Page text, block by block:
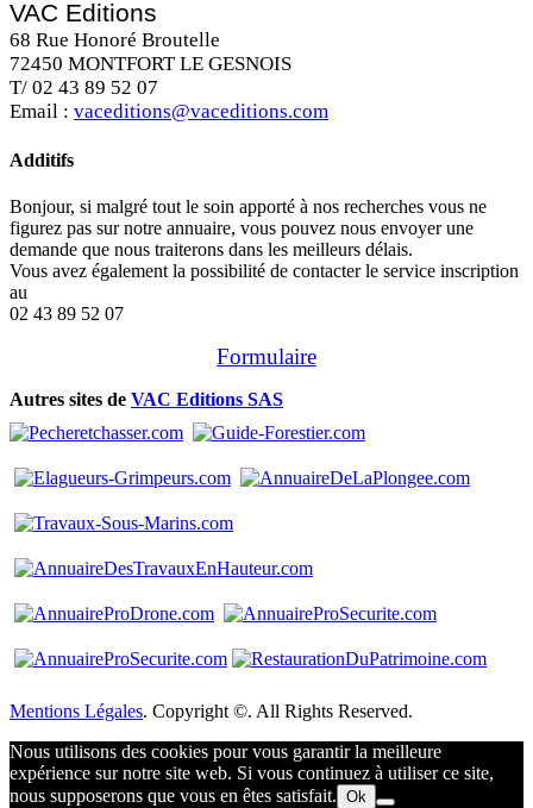
VAC Editions
68 Rue Honoré Broutelle
72450 MONTFORT LE GESNOIS
T/ 02 43 89 52 07
Email : vaceditions@vaceditions.com
Additifs
Bonjour, si malgré tout le soin apporté à nos recherches vous ne
figurez pas sur notre annuaire, vous pouvez nous envoyer une
demande que nous traiterons dans les meilleurs délais.
Vous avez également la possibilité de contacter le service inscription
au
02 43 89 52 07
Formulaire
Autres sites de VAC Editions SAS
Mentions Légales. Copyright ©. All Rights Reserved.
Nous utilisons des cookies pour vous garantir la meilleure
expérience sur notre site web. Si vous continuez à utiliser ce site,
nous supposerons que vous en êtes satisfait. Ok